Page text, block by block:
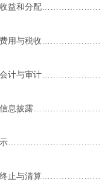
的收益和分配
的费用与税收
的会计与审计
的信息披露
揭示
的终止与清算